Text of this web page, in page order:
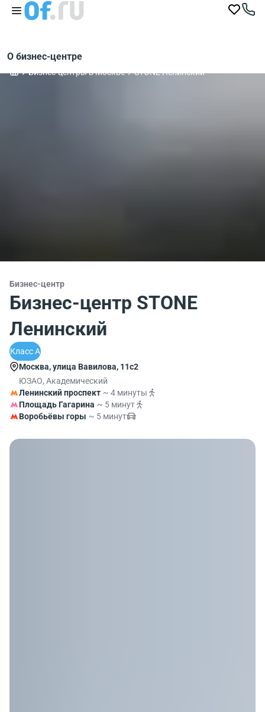
О бизнес-центре
Бизнес-центры в Москве STONE Ленинский
Бизнес-центр
Бизнес-центр STONE
Ленинский
Класс A
Москва, улица Вавилова, 11с2
ЮЗАО, Академический
Ленинский проспект ~ 4 минуты
Площадь Гагарина ~ 5 минут
Воробьёвы горы ~ 5 минут